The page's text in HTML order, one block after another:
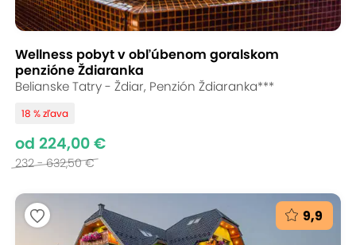
Wellness pobyt v obľúbenom goralskom
penzióne Ždiaranka
Belianske Tatry - Ždiar, Penzión Ždiaranka***
18 % zľava
od 224,00 €
232 - 632,50 €
9,9